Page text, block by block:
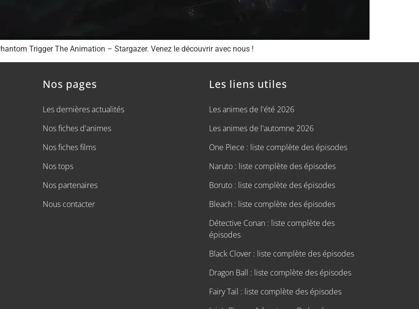
Trigger The Animation – Stargazer. Venez le découvrir avec nous !
Nos pages
Les dernières actualités
Nos fiches d'animes
Nos fiches films
Nos tops
Nos partenaires
Nous contacter
Les liens utiles
Les animes de l'été 2026
Les animes de l'automne 2026
One Piece : liste complète des épisodes
Naruto : liste complète des épisodes
Boruto : liste complète des épisodes
Bleach : liste complète des épisodes
Détective Conan : liste complète des
épisodes
Black Clover : liste complète des épisodes
Dragon Ball : liste complète des épisodes
Fairy Tail : liste complète des épisodes